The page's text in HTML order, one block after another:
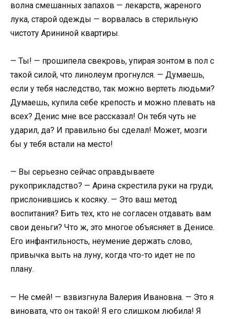
волна смешанных запахов — лекарств, жареного
лука, старой одежды — ворвалась в стерильную
чистоту Арининой квартиры.
— Ты! — прошипела свекровь, упирая зонтом в пол с
такой силой, что линолеум прогнулся. — Думаешь,
если у тебя наследство, так можно вертеть людьми?
Думаешь, купила себе крепость и можно плевать на
всех? Денис мне все рассказал! Он тебя чуть не
ударил, да? И правильно бы сделал! Может, мозги
бы у тебя встали на место!
— Вы серьезно сейчас оправдываете
рукоприкладство? — Арина скрестила руки на груди,
прислонившись к косяку. — Это ваш метод
воспитания? Бить тех, кто не согласен отдавать вам
свои деньги? Что ж, это многое объясняет в Денисе.
Его инфантильность, неумение держать слово,
привычка выть на луну, когда что-то идет не по
плану.
— Не смей! — взвизгнула Валерия Ивановна. — Это я
виновата, что он такой! Я его слишком любила! Я